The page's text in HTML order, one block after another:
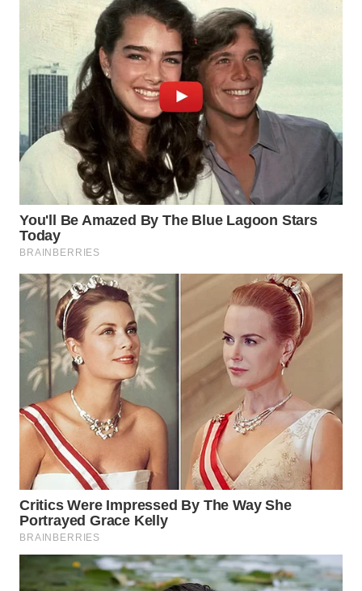
MAJALENGKA
SUBANG
WN
SUKABUMI
PURWAKARTA
WN
PRIANGAN
WN
SEMARANG
WN
SOLO
WN
BOROBUDUR
MADURA
SURABAYA